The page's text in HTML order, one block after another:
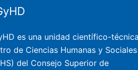
es una unidad científico-
de Ciencias Humanas y Sociales
del Consejo Superior de